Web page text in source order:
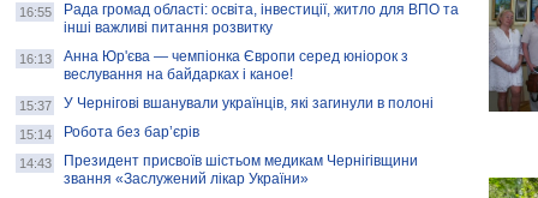
AB InBev Efes Україна підтримала
навчальний проєкт "Молодіжна бізнес-
школа", спрямований на розвиток
підприємництва у Чернігівській області
Золота тварина: видання Forbes
написало про чернігівця Патрона: хто і
скільки на ньому заробляє? І куди
витрачають?
16:55
Рада громад області: освіта, інвестиції, житло для ВПО та
інші важливі питання розвитку
16:13
Анна Юр'єва — чемпіонка Європи серед юніорок з
веслування на байдарках і каное!
15:37 У Чернігові вшанували українців, які загинули в полоні
15:14 Робота без бар’єрів
14:43
Президент присвоїв шістьом медикам Чернігівщини
звання «Заслужений лікар України»